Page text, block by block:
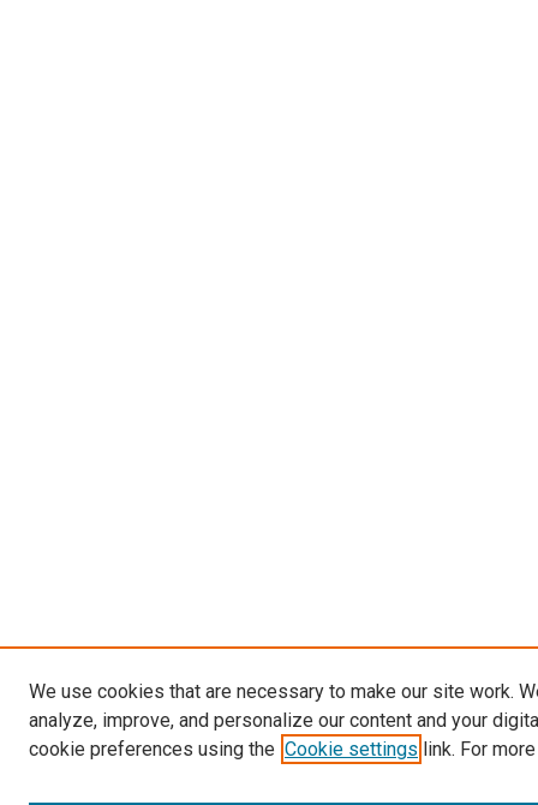
We use cookies that are necessary to make our site work.
analyze, improve, and personalize our content and your
cookie preferences using the Cookie settings link. For